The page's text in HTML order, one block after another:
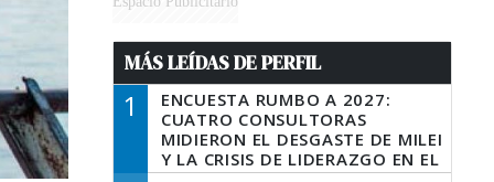
MÁS LEÍDAS DE PERFIL
1
ENCUESTA RUMBO A 2027:
CUATRO CONSULTORAS
MIDIERON EL DESGASTE DE MILEI
Y LA CRISIS DE LIDERAZGO EN EL